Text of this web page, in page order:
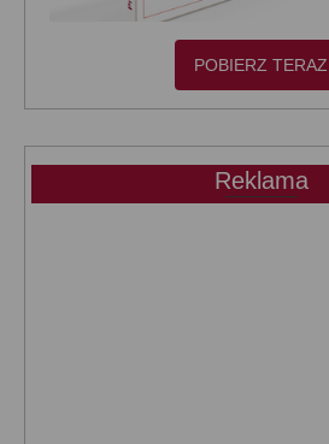
POBIERZ TERAZ
Reklama